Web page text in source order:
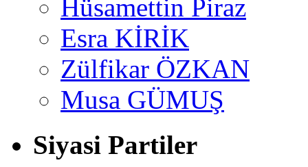
Hüsamettin Piraz
Esra KİRİK
Zülfikar ÖZKAN
Musa GÜMUŞ
Siyasi Partiler